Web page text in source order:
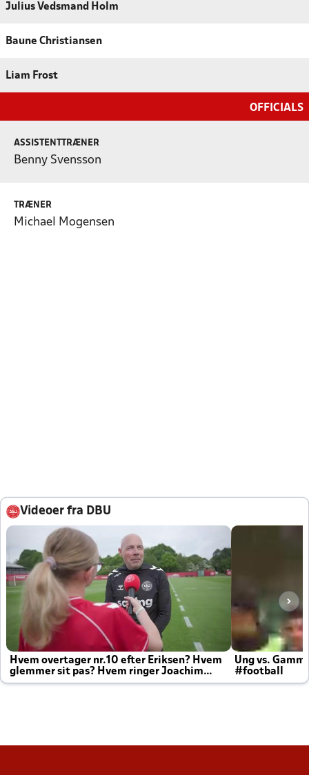
Julius Vedsmand Holm
Baune Christiansen
Liam Frost
OFFICIALS
ASSISTENTTRÆNER
Benny Svensson
TRÆNER
Michael Mogensen
Videoer fra DBU
Hvem overtager nr.10 efter Eriksen? Hvem
glemmer sit pas? Hvem ringer Joachim
altid til efter kampe?
Ung vs.
#football